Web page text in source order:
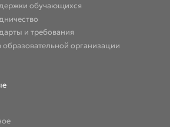
обучающихся
и требования
организации